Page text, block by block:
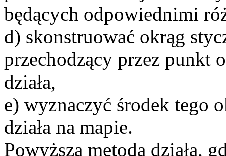
będących odpowiednimi
d) skonstruować okrąg
przechodzący przez punkt
działa,
e) wyznaczyć środek tego
działa na mapie.
Powyższa metoda działa,